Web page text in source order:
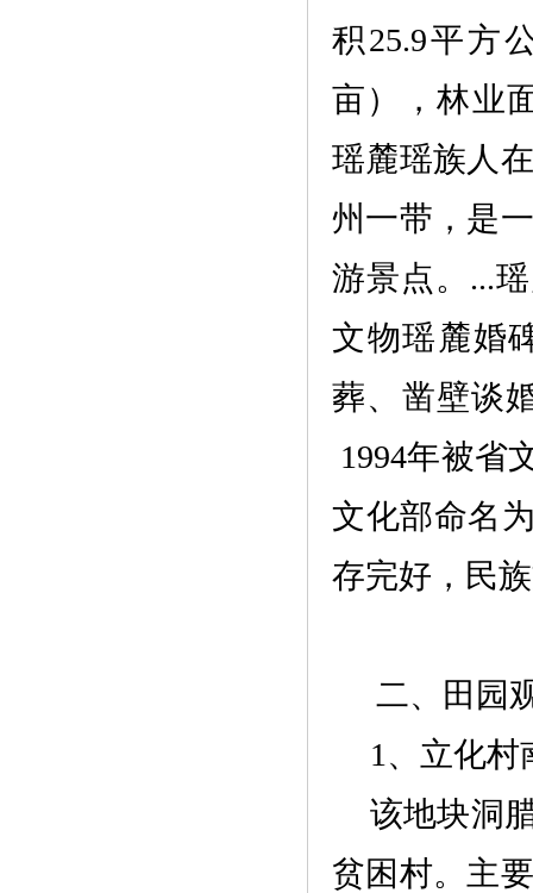
积25.9平方
亩），林业
瑶麓瑶族人
州一带，是
游景点。...
文物瑶麓婚
葬、凿壁谈
1994年被省
文化部命名
存完好，民
二、
田园
1、 立化村
该地块洞
贫困村。主